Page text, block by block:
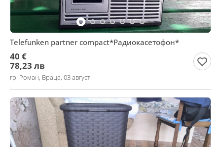
Telefunken partner compact*Радиокасетофон*
40 €
78,23 лв
гр. Роман, Враца, 03 август